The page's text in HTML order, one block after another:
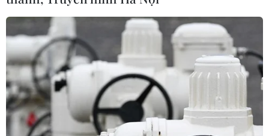
Tòa phúc thẩm Mỹ "bật đèn xanh" cho việc